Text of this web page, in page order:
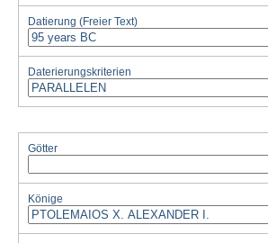
Datierung (Freier Text)
Daterierungskriterien
Götter
Könige